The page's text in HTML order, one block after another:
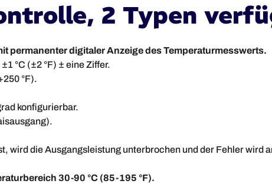
2 Typen
permanenter digitaler Anzeige des Temperaturmesswerts.
°C (±2 °F) ± eine Ziffer.
°F).
konfigurierbar.
wird die Ausgangsleistung unterbrochen und der Fehler wird
30-90 °C (85-195 °F).